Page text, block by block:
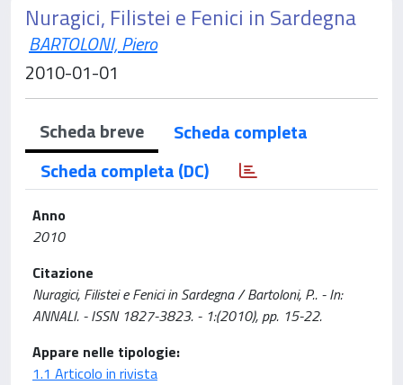
Nuragici, Filistei e Fenici in Sardegna
BARTOLONI, Piero
2010-01-01
Scheda breve
Scheda completa
Scheda completa (DC)
Anno
2010
Citazione
Nuragici, Filistei e Fenici in Sardegna / Bartoloni, P.. - In:
ANNALI. - ISSN 1827-3823. - 1:(2010), pp. 15-22.
Appare nelle tipologie:
1.1 Articolo in rivista